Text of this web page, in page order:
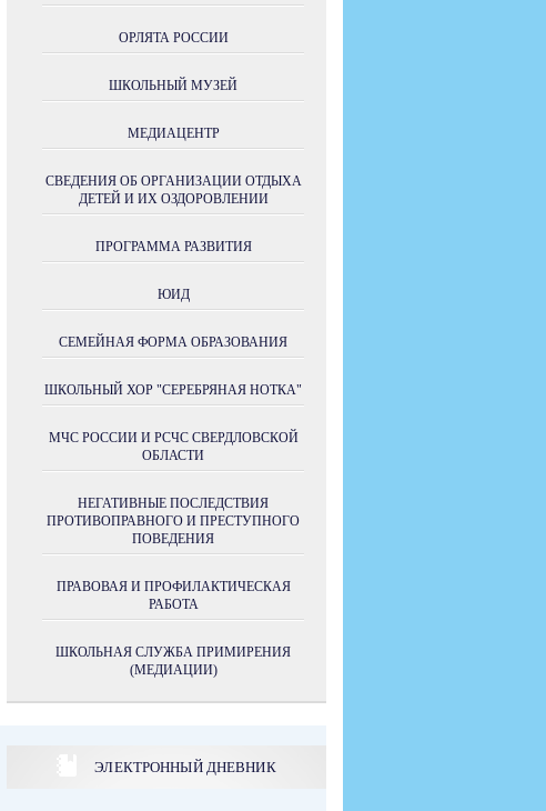
ОРЛЯТА РОССИИ
ШКОЛЬНЫЙ МУЗЕЙ
МЕДИАЦЕНТР
СВЕДЕНИЯ ОБ ОРГАНИЗАЦИИ ОТДЫХА
ДЕТЕЙ И ИХ ОЗДОРОВЛЕНИИ
ПРОГРАММА РАЗВИТИЯ
ЮИД
СЕМЕЙНАЯ ФОРМА ОБРАЗОВАНИЯ
ШКОЛЬНЫЙ ХОР "СЕРЕБРЯНАЯ НОТКА"
МЧС РОССИИ И РСЧС СВЕРДЛОВСКОЙ
ОБЛАСТИ
НЕГАТИВНЫЕ ПОСЛЕДСТВИЯ
ПРОТИВОПРАВНОГО И ПРЕСТУПНОГО
ПОВЕДЕНИЯ
ПРАВОВАЯ И ПРОФИЛАКТИЧЕСКАЯ
РАБОТА
ШКОЛЬНАЯ СЛУЖБА ПРИМИРЕНИЯ
(МЕДИАЦИИ)
ЭЛЕКТРОННЫЙ ДНЕВНИК